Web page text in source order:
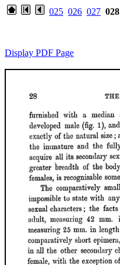
025 026 027 028
Display PDF Page